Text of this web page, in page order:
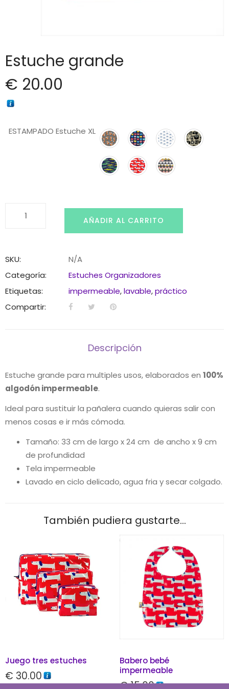
Estuche grande
€ 20.00
ESTAMPADO Estuche XL
AÑADIR AL CARRITO
SKU:
N/A
Categoría:
Estuches Organizadores
Etiquetas:
impermeable,lavable,práctico
Compartir:
Descripción
Estuche grande para multiples usos, elaborados en 100%
algodón impermeable.
Ideal para sustituir la pañalera cuando quieras salir con
menos cosas e ir más cómoda.
Tamaño: 33 cm de largo x 24 cm de ancho x 9 cm
de profundidad
Tela impermeable
Lavado en ciclo delicado, agua fria y secar colgado.
También pudiera gustarte...
Juego tres estuches
€ 30.00
Babero bebé
impermeable
€15.00